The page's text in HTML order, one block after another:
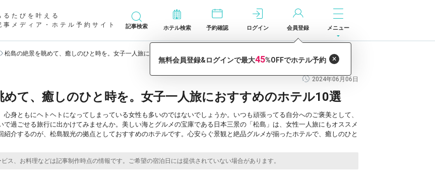
るたびを叶える
事メディア・ホテル予約サイト
記事検索 ホテル検索 予約確認 ログイン 会員登録 メニュー
松島の絶景を眺めて、癒しのひと時を。女子一人旅におすすめのホテル10選
2024年06月06日
めて、癒しのひと時を。女子一人旅におすすめのホテル10選
心身ともにヘトヘトになってしまっている女性も多いのではないでしょうか。いつも頑張ってる自分へのご褒美として、
で過ごせる旅行に出かけてみませんか。美しい海とグルメの宝庫である日本三景の「松島」は、女性一人旅にもオススメ
紹介するのが、松島観光の拠点としておすすめのホテルです。心安らぐ景観と絶品グルメが揃ったホテルで、癒しのひと